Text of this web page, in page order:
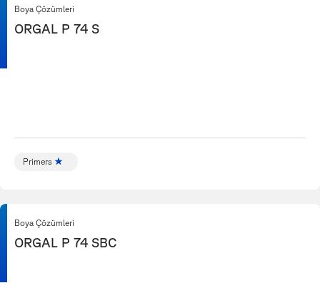
Boya Çözümleri
ORGAL P 74 S
Primers
Boya Çözümleri
ORGAL P 74 SBC